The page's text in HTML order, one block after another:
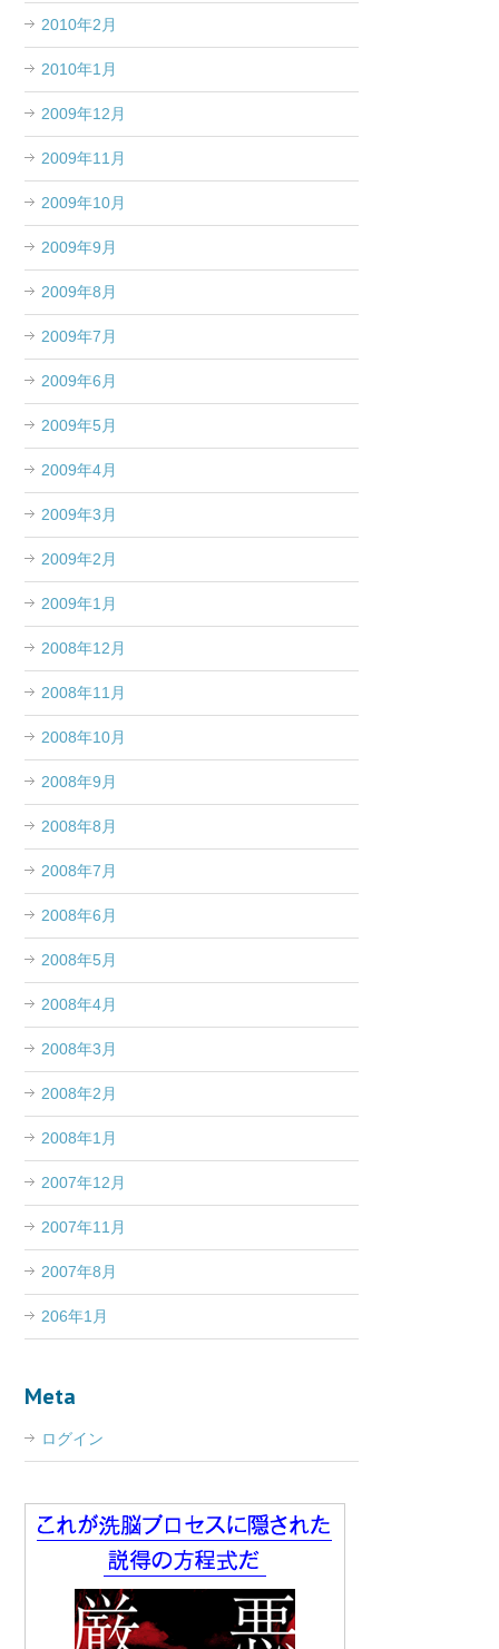
2010年2月
2010年1月
2009年12月
2009年11月
2009年10月
2009年9月
2009年8月
2009年7月
2009年6月
2009年5月
2009年4月
2009年3月
2009年2月
2009年1月
2008年12月
2008年11月
2008年10月
2008年9月
2008年8月
2008年7月
2008年6月
2008年5月
2008年4月
2008年3月
2008年2月
2008年1月
2007年12月
2007年11月
2007年8月
206年1月
Meta
ログイン